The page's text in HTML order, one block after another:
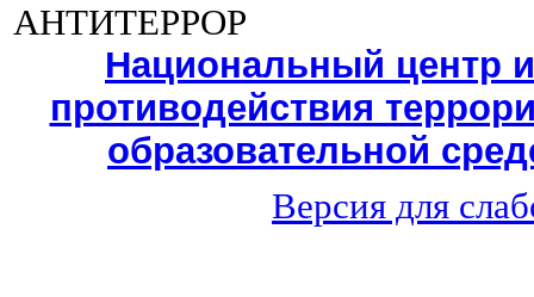
АНТИТЕРРОР
Национальный центр
противодействия
образовательной
Версия для